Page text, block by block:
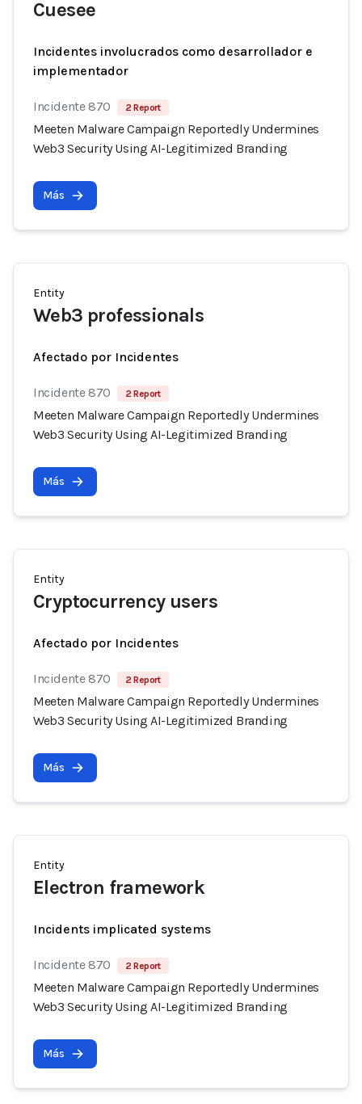
Cuesee
Incidentes involucrados como desarrollador e
implementador
Incidente 870 2 Report
Meeten Malware Campaign Reportedly Undermines
Web3 Security Using AI-Legitimized Branding
Más
Entity
Web3 professionals
Afectado por Incidentes
Incidente 870 2 Report
Meeten Malware Campaign Reportedly Undermines
Web3 Security Using AI-Legitimized Branding
Más
Entity
Cryptocurrency users
Afectado por Incidentes
Incidente 870 2 Report
Meeten Malware Campaign Reportedly Undermines
Web3 Security Using AI-Legitimized Branding
Más
Entity
Electron framework
Incidents implicated systems
Incidente 870 2 Report
Meeten Malware Campaign Reportedly Undermines
Web3 Security Using AI-Legitimized Branding
Más